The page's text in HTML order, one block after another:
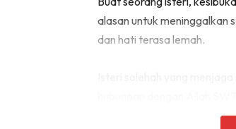
alasan untuk meninggalkan
dan hati terasa lemah.
hidup berumah tangga